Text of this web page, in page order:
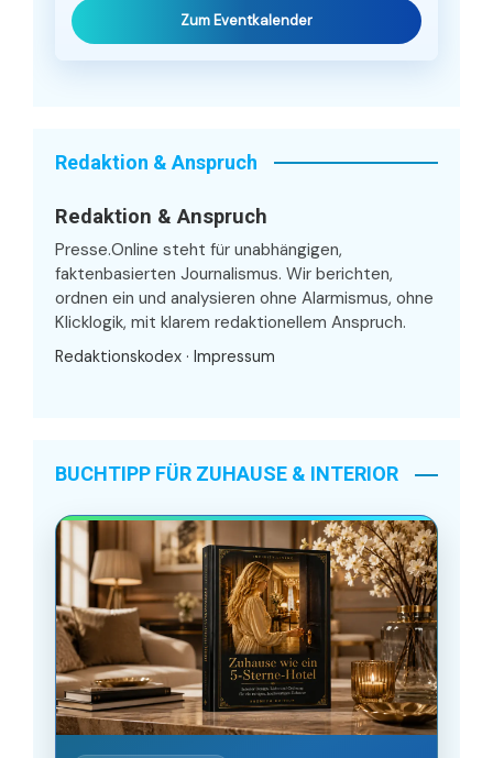
Zum Eventkalender
Redaktion & Anspruch
Redaktion & Anspruch
Presse.Online steht für unabhängigen,
faktenbasierten Journalismus. Wir berichten,
ordnen ein und analysieren ohne Alarmismus, ohne
Klicklogik, mit klarem redaktionellem Anspruch.
Redaktionskodex · Impressum
BUCHTIPP FÜR ZUHAUSE & INTERIOR